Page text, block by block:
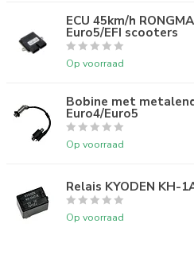
ECU 45km/h
Euro5/EFI scooters
Op voorraad
Bobine met
Euro4/Euro5
Op voorraad
Relais KYODEN KH-
Op voorraad